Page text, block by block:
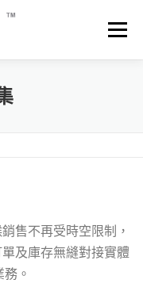
選單
網版會員中心
售不再受時空限制，
及庫存無縫對接實體
。